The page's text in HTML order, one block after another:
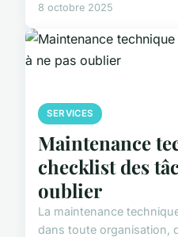
8 octobre 2025
SERVICES
Maintenance
checklist des
oublier
La maintenance
dans toute organisation,